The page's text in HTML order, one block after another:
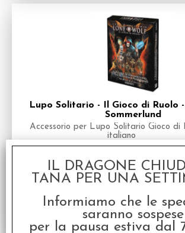
Lupo Solitario - Il Gioco di Ruolo
Sommerlund
Accessorio per Lupo Solitario Gioco di
italiano
Prezzo:€ 39,99
IL DRAGONE
TANA PER UNA
Informiamo che le
saranno sospese
per la pausa estiva dal